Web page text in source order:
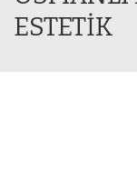
ESTETİK